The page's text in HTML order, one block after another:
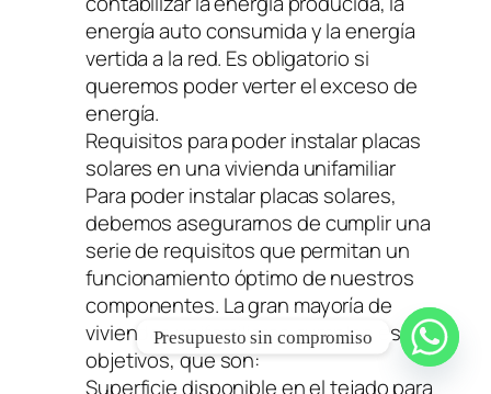
energía auto consumida y la energía
vertida a la red. Es obligatorio si
queremos poder verter el exceso de
energía.
Requisitos para poder instalar placas
solares en una vivienda unifamiliar
Para poder instalar placas solares,
debemos asegurarnos de cumplir una
serie de requisitos que permitan un
funcionamiento óptimo de nuestros
componentes. La gran mayoría de
viviendas unifamiliares cumplen estos
objetivos, que son:
Superficie disponible en el tejado para
Presupuesto sin compromiso